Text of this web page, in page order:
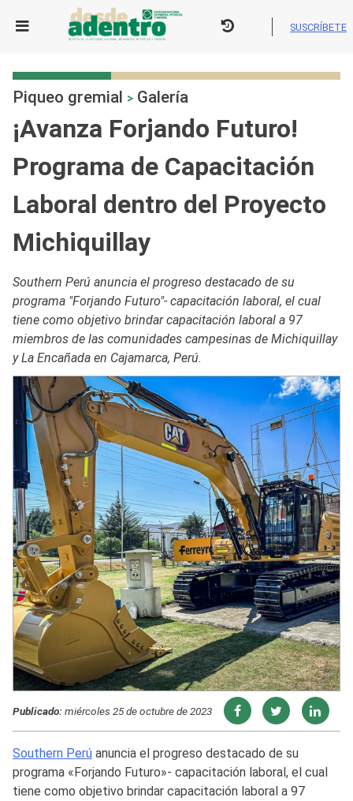
SUSCRÍBETE
Piqueo gremial > Galería
¡Avanza Forjando Futuro!
Programa de Capacitación
Laboral dentro del Proyecto
Michiquillay
Southern Perú anuncia el progreso destacado de su
programa "Forjando Futuro"- capacitación laboral, el cual
tiene como objetivo brindar capacitación laboral a 97
miembros de las comunidades campesinas de Michiquillay
y La Encañada en Cajamarca, Perú.
Publicado:miércoles 25 de octubre de 2023
Southern Perú anuncia el progreso destacado de su
programa «Forjando Futuro»- capacitación laboral, el cual
tiene como objetivo brindar capacitación laboral a 97